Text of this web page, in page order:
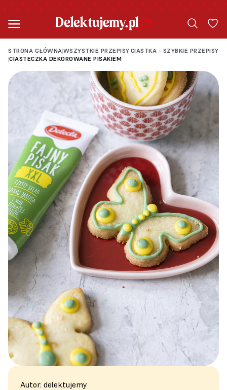
STRONA GŁÓWNA|WSZYSTKIE PRZEPISY|CIASTKA - SZYBKIE PRZEPISY
|CIASTECZKA DEKOROWANE PISAKIEM
Autor: delektujemy